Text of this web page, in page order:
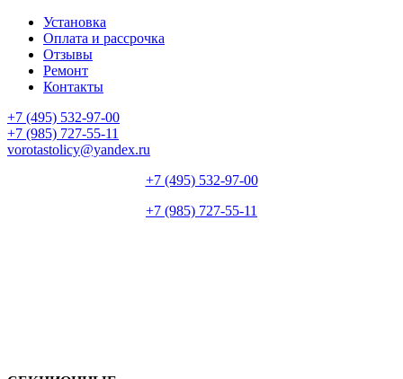
Установка
Оплата и рассрочка
Отзывы
Ремонт
Контакты
+7 (495) 532-97-00
+7 (985) 727-55-11
vorotastolicy@yandex.ru
+7 (495) 532-97-00
+7 (985) 727-55-11